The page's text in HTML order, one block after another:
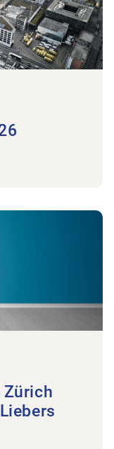
gelockert –